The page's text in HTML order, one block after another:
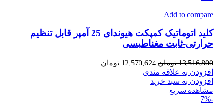
Add to compare
کلید اتوماتیک کمپکت هیوندای 25 آمپر قابل تنظیم
حرارتی-ثابت مغناطیسی
13,516,800 تومان قیمت
اصلی
12,570,624 تومان
افزودن به علاقه مندی
افزودن به سبد خرید
مشاهده سریع
-7%